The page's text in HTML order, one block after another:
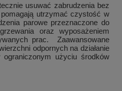
usuwać zabrudzenia bez
utrzymać czystość w
parowe przeznaczone do
oraz wyposażeniem
prac. Zaawansowane
odpornych na działanie
użyciu środków